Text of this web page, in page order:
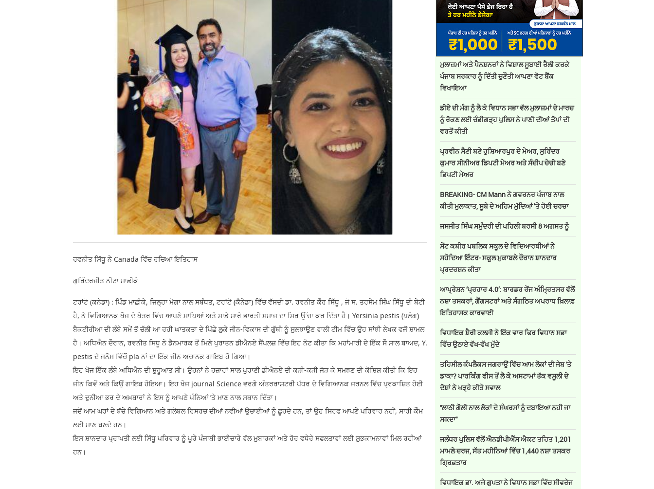
ਰਵਨੀਤ ਸਿੱਧੂ ਨੇ Canada ਵਿੱਚ ਰਚਿਆ ਇਤਿਹਾਸ
ਗੁਰਿੰਦਰਜੀਤ ਨੀਟਾ ਮਾਛੀਕੇ
ਟਰਾਂਟੋ (ਕਨੇਡਾ) : ਪਿੰਡ ਮਾਛੀਕੇ, ਜਿਲ੍ਹਾ ਮੋਗਾ ਨਾਲ ਸਬੰਧਤ, ਟਰਾਂਟੋ (ਕੈਨੇਡਾ) ਵਿੱਚ ਵੱਸਦੀ ਡਾ. ਰਵਨੀਤ ਕੌਰ ਸਿੱਧੂ , ਜੋ ਸ. ਤਰਸੇਮ ਸਿੰਘ ਸਿੱਧੂ ਦੀ ਬੇਟੀ
ਹੈ, ਨੇ ਵਿਗਿਆਨਕ ਖੋਜ ਦੇ ਖੇਤਰ ਵਿੱਚ ਆਪਣੇ ਮਾਪਿਆਂ ਅਤੇ ਸਾਡੇ ਸਾਰੇ ਭਾਰਤੀ ਸਮਾਜ ਦਾ ਸਿਰ ਉੱਚਾ ਕਰ ਦਿੱਤਾ ਹੈ। Yersinia pestis (ਪਲੇਗ)
ਬੈਕਟੀਰੀਆ ਦੀ ਲੰਬੇ ਸਮੇਂ ਤੋਂ ਚੱਲੀ ਆ ਰਹੀ ਘਾਤਕਤਾ ਦੇ ਪਿੱਛੇ ਲੁਕੇ ਜੀਨ-ਵਿਕਾਸ ਦੀ ਗੁੱਥੀ ਨੂੰ ਸੁਲਝਾਉਣ ਵਾਲੀ ਟੀਮ ਵਿੱਚ ਉਹ ਸਾਂਝੀ ਲੇਖਕ ਵਜੋਂ ਸ਼ਾਮਲ
ਹੈ। ਅਧਿਐਨ ਦੌਰਾਨ, ਰਵਨੀਤ ਸਿਧੂ ਨੇ ਡੈਨਮਾਰਕ ਤੋਂ ਮਿਲੇ ਪੁਰਾਤਨ ਡੀਐਨਏ ਸੈਂਪਲਜ਼ ਵਿੱਚ ਇਹ ਨੋਟ ਕੀਤਾ ਕਿ ਮਹਾਂਮਾਰੀ ਦੇ ਇੱਕ ਸੌ ਸਾਲ ਬਾਅਦ, Y.
pestis ਦੇ ਜਨੋਮ ਵਿੱਚੋਂ pla ਨਾਂ ਦਾ ਇੱਕ ਜੀਨ ਅਚਾਨਕ ਗਾਇਬ ਹੋ ਗਿਆ।
ਇਹ ਖੋਜ ਇੱਕ ਲੰਬੇ ਅਧਿਐਨ ਦੀ ਸ਼ੁਰੂਆਤ ਸੀ। ਉਹਨਾਂ ਨੇ ਹਜ਼ਾਰਾਂ ਸਾਲ ਪੁਰਾਣੀ ਡੀਐਨਏ ਦੀ ਕੜੀ-ਕੜੀ ਜੋੜ ਕੇ ਸਮਝਣ ਦੀ ਕੋਸ਼ਿਸ਼ ਕੀਤੀ ਕਿ ਇਹ
ਜੀਨ ਕਿਵੇਂ ਅਤੇ ਕਿਉਂ ਗਾਇਬ ਹੋਇਆ। ਇਹ ਖੋਜ journal Science ਵਰਗੇ ਅੰਤਰਰਾਸ਼ਟਰੀ ਪੱਧਰ ਦੇ ਵਿਗਿਆਨਕ ਜਰਨਲ ਵਿੱਚ ਪ੍ਰਕਾਸ਼ਿਤ ਹੋਈ
ਅਤੇ ਦੁਨੀਆ ਭਰ ਦੇ ਅਖ਼ਬਾਰਾਂ ਨੇ ਇਸ ਨੂੰ ਆਪਣੇ ਪੰਨਿਆਂ ’ਤੇ ਮਾਣ ਨਾਲ ਸਥਾਨ ਦਿੱਤਾ।
ਜਦੋਂ ਆਮ ਘਰਾਂ ਦੇ ਬੱਚੇ ਵਿਗਿਆਨ ਅਤੇ ਗਲੋਬਲ ਰਿਸਰਚ ਦੀਆਂ ਨਵੀਆਂ ਉਚਾਈਆਂ ਨੂੰ ਛੂਹਦੇ ਹਨ, ਤਾਂ ਉਹ ਸਿਰਫ ਆਪਣੇ ਪਰਿਵਾਰ ਨਹੀਂ, ਸਾਰੀ ਕੌਮ
ਲਈ ਮਾਣ ਬਣਦੇ ਹਨ।
ਇਸ ਸ਼ਾਨਦਾਰ ਪ੍ਰਾਪਤੀ ਲਈ ਸਿੱਧੂ ਪਰਿਵਾਰ ਨੂੰ ਪੂਰੇ ਪੰਜਾਬੀ ਭਾਈਚਾਰੇ ਵੱਲ ਮੁਬਾਰਕਾਂ ਅਤੇ ਹੋਰ ਵਧੇਰੇ ਸਫਲਤਾਵਾਂ ਲਈ ਸ਼ੁਭਕਾਮਨਾਵਾਂ ਮਿਲ ਰਹੀਆਂ
ਹਨ।
ਮੁਲਾਜ਼ਮਾਂ ਅਤੇ ਪੈਨਸ਼ਨਰਾਂ ਨੇ ਵਿਸ਼ਾਲ ਸੂਬਾਈ ਰੈਲੀ ਕਰਕੇ
ਪੰਜਾਬ ਸਰਕਾਰ ਨੂੰ ਦਿੱਤੀ ਚੁਣੌਤੀ ਆਪਣਾ ਵੋਟ ਬੈਂਕ
ਵਿਖਾਇਆ
ਡੀਏ ਦੀ ਮੰਗ ਨੂੰ ਲੈ ਕੇ ਵਿਧਾਨ ਸਭਾ ਵੱਲ ਮੁਲਾਜ਼ਮਾਂ ਦੇ ਮਾਰਚ
ਨੂੰ ਰੋਕਣ ਲਈ ਚੰਡੀਗੜ੍ਹ ਪੁਲਿਸ ਨੇ ਪਾਣੀ ਦੀਆਂ ਤੋਪਾਂ ਦੀ
ਵਰਤੋਂ ਕੀਤੀ
ਪ੍ਰਵੀਨ ਸੈਣੀ ਬਣੇ ਹੁਸ਼ਿਆਰਪੁਰ ਦੇ ਮੇਅਰ, ਸੁਰਿੰਦਰ
ਕੁਮਾਰ ਸੀਨੀਅਰ ਡਿਪਟੀ ਮੇਅਰ ਅਤੇ ਸੰਦੀਪ ਚੇਚੀ ਬਣੇ
ਡਿਪਟੀ ਮੇਅਰ
BREAKING- CM Mann ਨੇ ਗਵਰਨਰ ਪੰਜਾਬ ਨਾਲ
ਕੀਤੀ ਮੁਲਾਕਾਤ, ਸੂਬੇ ਦੇ ਅਹਿਮ ਮੁੱਦਿਆਂ ’ਤੇ ਹੋਈ ਚਰਚਾ
ਜਸਜੀਤ ਸਿੰਘ ਸਮੁੰਦਰੀ ਦੀ ਪਹਿਲੀ ਬਰਸੀ 8 ਅਗਸਤ ਨੂੰ
ਸੇਂਟ ਕਬੀਰ ਪਬਲਿਕ ਸਕੂਲ ਦੇ ਵਿਦਿਆਰਥੀਆਂ ਨੇ
ਸਹੋਦਿਆ ਇੰਟਰ- ਸਕੂਲ ਮੁਕਾਬਲੇ ਦੌਰਾਨ ਸ਼ਾਨਦਾਰ
ਪ੍ਰਦਰਸ਼ਨ ਕੀਤਾ
ਆਪ੍ਰੇਸ਼ਨ ‘ਪ੍ਰਹਾਰ 4.0’: ਬਾਰਡਰ ਰੇਂਜ ਅੰਮ੍ਰਿਤਸਰ ਵੱਲੋਂ
ਨਸ਼ਾ ਤਸਕਰਾਂ, ਗੈਂਗਸਟਰਾਂ ਅਤੇ ਸੰਗਠਿਤ ਅਪਰਾਧ ਖ਼ਿਲਾਫ਼
ਇਤਿਹਾਸਕ ਕਾਰਵਾਈ
ਵਿਧਾਇਕ ਸ਼ੈਰੀ ਕਲਸੀ ਨੇ ਇੱਕ ਵਾਰ ਫਿਰ ਵਿਧਾਨ ਸਭਾ
ਵਿੱਚ ਉਠਾਏ ਵੱਖ-ਵੱਖ ਮੁੱਦੇ
ਤਹਿਸੀਲ ਕੰਪਲੈਕਸ ਜਗਰਾਉਂ ਵਿੱਚ ਆਮ ਲੋਕਾਂ ਦੀ ਜੇਬ 'ਤੇ
ਡਾਕਾ? ਪਾਰਕਿੰਗ ਫੀਸ ਤੋਂ ਲੈ ਕੇ ਅਸਟਾਮਾਂ ਤੱਕ ਵਸੂਲੀ ਦੇ
ਦੋਸ਼ਾਂ ਨੇ ਖੜ੍ਹੇ ਕੀਤੇ ਸਵਾਲ
''ਲਾਠੀ ਗੋਲੀ ਨਾਲ ਲੋਕਾਂ ਦੇ ਸੰਘਰਸਾਂ ਨੂੰ ਦਬਾਇਆ ਨਹੀ ਜਾ
ਸਕਦਾ''
ਜਲੰਧਰ ਪੁਲਿਸ ਵੱਲੋਂ ਐਨਡੀਪੀਐੱਸ ਐਕਟ ਤਹਿਤ 1,201
ਮਾਮਲੇ ਦਰਜ, ਸੱਤ ਮਹੀਨਿਆਂ ਵਿੱਚ 1,440 ਨਸ਼ਾ ਤਸਕਰ
ਗ੍ਰਿਫ਼ਤਾਰ
ਵਿਧਾਇਕ ਡਾ. ਅਜੇ ਗੁਪਤਾ ਨੇ ਵਿਧਾਨ ਸਭਾ ਵਿੱਚ ਸੀਵਰੇਜ